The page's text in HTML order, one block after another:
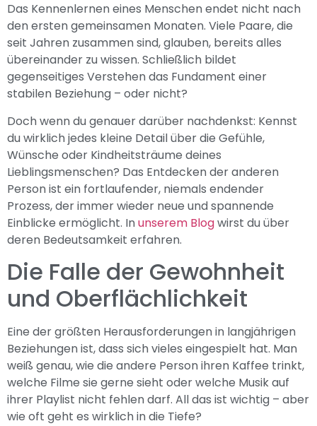
Das Kennenlernen eines Menschen endet nicht nach
den ersten gemeinsamen Monaten. Viele Paare, die
seit Jahren zusammen sind, glauben, bereits alles
übereinander zu wissen. Schließlich bildet
gegenseitiges Verstehen das Fundament einer
stabilen Beziehung – oder nicht?
Doch wenn du genauer darüber nachdenkst: Kennst
du wirklich jedes kleine Detail über die Gefühle,
Wünsche oder Kindheitsträume deines
Lieblingsmenschen? Das Entdecken der anderen
Person ist ein fortlaufender, niemals endender
Prozess, der immer wieder neue und spannende
Einblicke ermöglicht. Inunserem Blogwirst du über
deren Bedeutsamkeit erfahren.
Die Falle der Gewohnheit
und Oberflächlichkeit
Eine der größten Herausforderungen in langjährigen
Beziehungen ist, dass sich vieles eingespielt hat. Man
weiß genau, wie die andere Person ihren Kaffee trinkt,
welche Filme sie gerne sieht oder welche Musik auf
ihrer Playlist nicht fehlen darf. All das ist wichtig – aber
wie oft geht es wirklich in die Tiefe?